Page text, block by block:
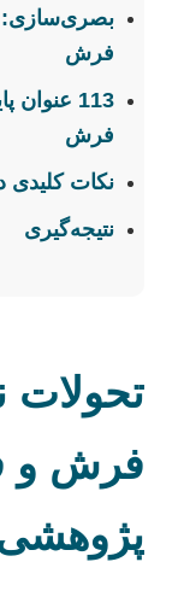
بصری‌سازی:
فرش
113
فرش
نکات کلیدی
نتیجه‌گیری
تحولات
فرش و